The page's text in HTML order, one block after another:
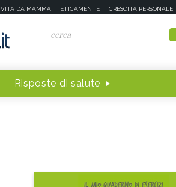
VITA DA MAMMA ETICAMENTE CRESCITA PERSONALE
Risposte di salute